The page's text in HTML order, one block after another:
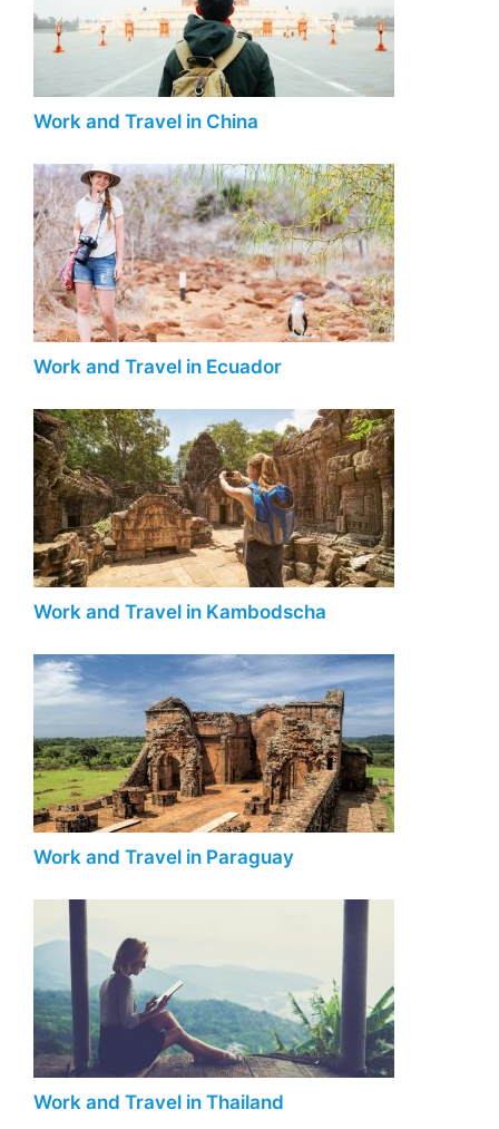
Work and Travel in China
Work and Travel in Ecuador
Work and Travel in Kambodscha
Work and Travel in Paraguay
Work and Travel in Thailand